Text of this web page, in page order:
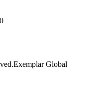
Exemplar Global